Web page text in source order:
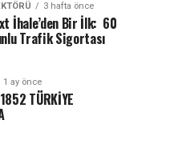
3 hafta önce
İhale’den Bir İlk: 60
Trafik Sigortası
1 ay önce
TÜRKİYE